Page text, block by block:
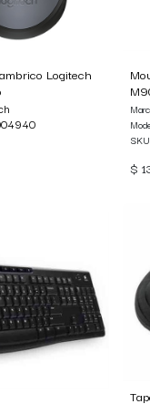
Logitech
$